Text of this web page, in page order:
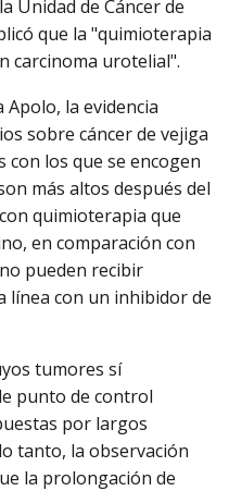
Unidad de Cáncer de
que la "quimioterapia
carcinoma urotelial".
la evidencia
sobre cáncer de vejiga
con los que se encogen
más altos después del
quimioterapia que
en comparación con
pueden recibir
línea con un inhibidor de
tumores sí
punto de control
por largos
tanto, la observación
la prolongación de